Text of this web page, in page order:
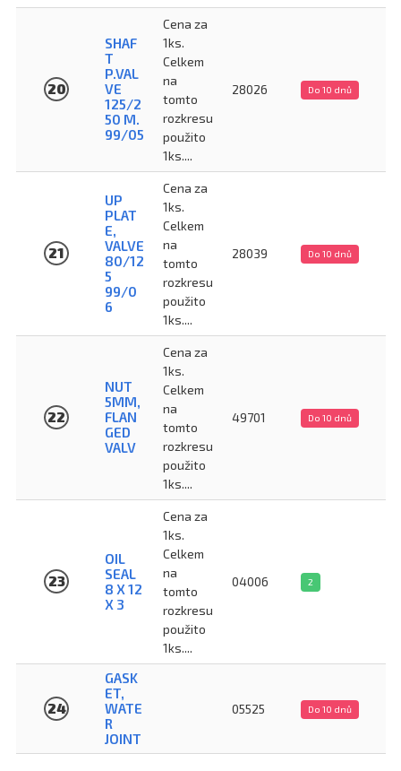
20
SHAF
T
P.VAL
VE
125/2
50 M.
99/05
Cena za
1ks.
Celkem
na
tomto
rozkresu
použito
1ks....
28026 Do 10 dnů
21
UP
PLAT
E,
VALVE
80/12
5
99/0
6
Cena za
1ks.
Celkem
na
tomto
rozkresu
použito
1ks....
28039 Do 10 dnů
22
NUT
5MM,
FLAN
GED
VALV
Cena za
1ks.
Celkem
na
tomto
rozkresu
použito
1ks....
49701 Do 10 dnů
23
OIL
SEAL
8 X 12
X 3
Cena za
1ks.
Celkem
na
tomto
rozkresu
použito
1ks....
04006 2
24
GASK
ET,
WATE
R
JOINT
05525 Do 10 dnů